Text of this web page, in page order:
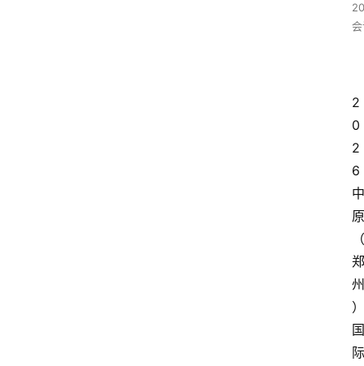
2
0
2
6
中
原
（
郑
州
）
国
际